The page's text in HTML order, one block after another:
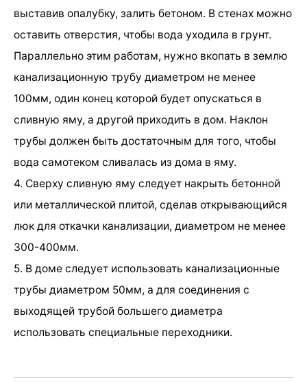
выставив опалубку, залить бетоном. В стенах можно
оставить отверстия, чтобы вода уходила в грунт.
Параллельно этим работам, нужно вкопать в землю
канализационную трубу диаметром не менее
100мм, один конец которой будет опускаться в
сливную яму, а другой приходить в дом. Наклон
трубы должен быть достаточным для того, чтобы
вода самотеком сливалась из дома в яму.
4. Сверху сливную яму следует накрыть бетонной
или металлической плитой, сделав открывающийся
люк для откачки канализации, диаметром не менее
300-400мм.
5. В доме следует использовать канализационные
трубы диаметром 50мм, а для соединения с
выходящей трубой большего диаметра
использовать специальные переходники.